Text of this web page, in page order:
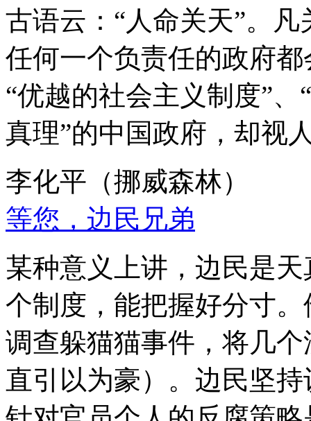
古语云：“人命关天”。
任何一个负责任的政府
“优越的社会主义制度”
真理”的中国政府，却视
李化平（挪威森林）
等您，边民兄弟
某种意义上讲，边民是
个制度，能把握好分寸
调查躲猫猫事件，将几
直引以为豪）。边民坚